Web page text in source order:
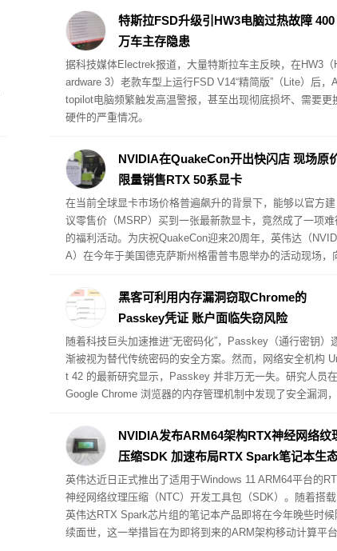
eX 披露，厂区规划制造面积超 1 亿平方英尺。
特斯拉FSD升级引HW3电脑过热故障 400
万车主存隐患
据科技媒体Electrek报道，大量特斯拉车主反映，在HW3（
ardware 3）老款车型上运行FSD V14“精简版”（Lite）后，
topilot电脑频繁触发高温警报，甚至出现彻底损坏、需要更
硬件的严重情况。
NVIDIA在QuakeCon开出快闪店 现场原
限量销售RTX 50系显卡
在当前全球显卡市场价格普遍飙升的背景下，能够以官方建
议零售价（MSRP）买到一张最新款显卡，竟然成了一项难
的福利活动。为庆祝QuakeCon迎来20周年，英伟达（NVIDI
A）在今年于美国德克萨斯州格雷普韦恩举办的活动现场，
rs Edition）的特权。英伟达将这一现场销售活动命名为“实地
核验优先购（Verified Priority Access IRL）”。
黑客可利用内存漏洞窃取Chrome的
Passkey凭证 账户面临失窃风险
随着科技巨头加速推进“无密码化”，Passkey（通行密钥）
渐被视为替代传统密码的安全方案。然而，网络安全机构
t 42 的最新研究显示，Passkey 并非万无一失。研究人员在
Google Chrome 浏览器的内存管理机制中发现了安全漏洞，
key 密钥，进而控制受害者的在线账户。不过，实施此类攻
的前提条件是受害者的 PC 设备必须已被注入恶意软件。
NVIDIA发布ARM64架构RTX神经网络纹
压缩SDK 加速布局RTX Spark笔记本生
英伟达近日正式推出了适用于Windows 11 ARM64平台的
神经网络纹理压缩（NTC）开发工具包（SDK）。随着搭载
英伟达RTX Spark芯片组的笔记本产品即将在今年晚些时候
续面世，这一举措旨在为即将到来的ARM架构移动计算平台